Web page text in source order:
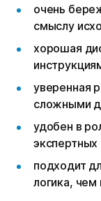
очень
смыслу
хорошая
уверенная
сложными
удобен в
экспертных
подходит
логика, чем